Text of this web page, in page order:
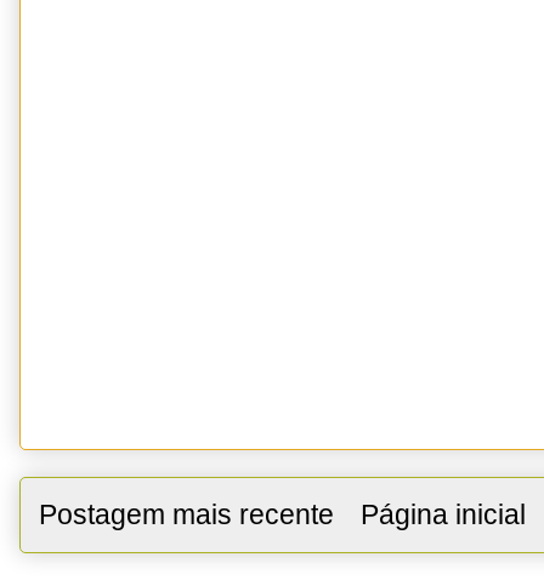
Postagem mais recente Página inicial